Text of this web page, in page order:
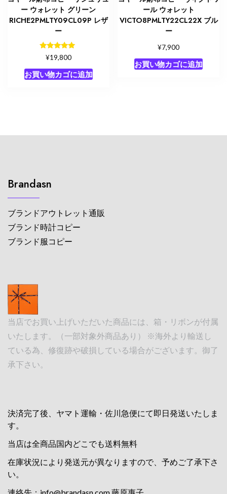
ー ウォレット グリーン
RICHE2PMLTY09CL09P レザ
ー
5段階中
5.00
の評価
¥19,800
お買い物カゴに追加
ール ウォレット
VICTO8PMLTY22CL22X ブル
ー
¥7,900
お買い物カゴに追加
Brandasn
ブランドアウトレット通販
ブランド時計コピー
ブランド服コピー
当店でお買い上げいただいた商品には、箱・リボンが付属
いたします。（一部対象外商品あり） ※海外より輸送し
ている為、修復跡や破損している場合がございます。御了
承下さい。
決済完了後、ヤマト運輸・佐川急便にて即日発送いたしま
す。
当店は全商品国内どこでも送料無料
在庫状況により発送元が異なりますので、予めご了承下さ
い。